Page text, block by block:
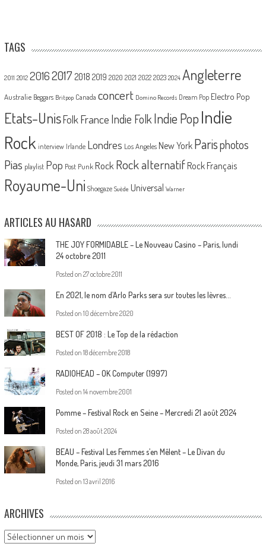
TAGS
2011 2012 20162017 2018 2019 2020 2021 2022 2023 2024 Angleterre
Australie Beggars Britpop Canada concert Domino Records Dream Pop Electro Pop
Etats-UnisFolk France Indie Folk Indie PopIndie
Rock interview Irlande Londres Los Angeles New York Parisphotos
Pias playlist Pop Post Punk Rock Rock alternatif Rock Français
Royaume-Uni Shoegaze Suède Universal Warner
ARTICLES AU HASARD
THE JOY FORMIDABLE – Le Nouveau Casino – Paris, lundi
24 octobre 2011
Posted on 27 octobre 2011
En 2021, le nom d’Arlo Parks sera sur toutes les lèvres…
Posted on 10 décembre 2020
BEST OF 2018 : Le Top de la rédaction
Posted on 18 décembre 2018
RADIOHEAD – OK Computer (1997)
Posted on 14 novembre 2001
Pomme – Festival Rock en Seine – Mercredi 21 août 2024
Posted on 28 août 2024
BEAU – Festival Les Femmes s’en Mêlent – Le Divan du
Monde, Paris, jeudi 31 mars 2016
Posted on 13 avril 2016
ARCHIVES
Archives